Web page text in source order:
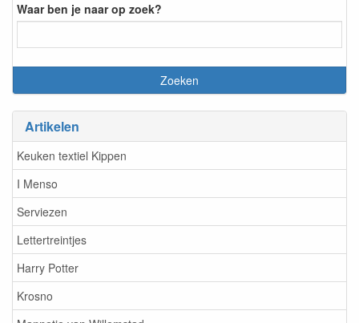
Waar ben je naar op zoek?
Artikelen
Keuken textiel Kippen
I Menso
Serviezen
Lettertreintjes
Harry Potter
Krosno